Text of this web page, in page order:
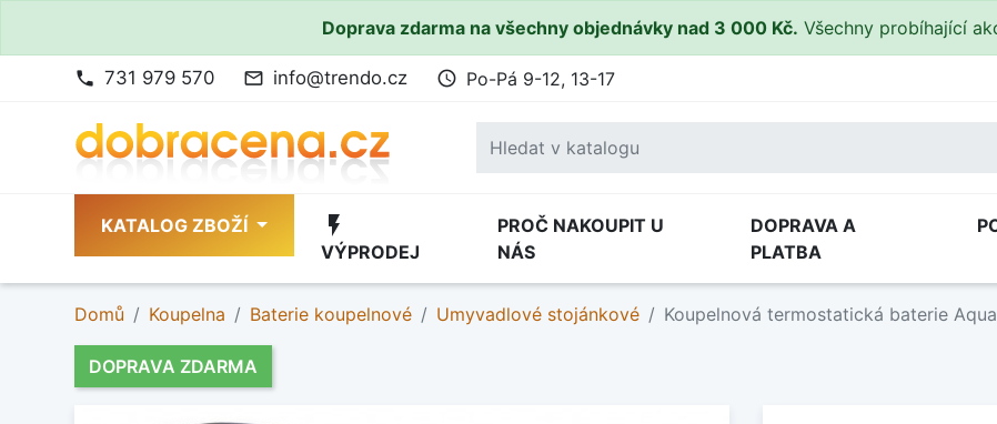
Doprava zdarma na všechny objednávky nad 3 000 Kč. Všechny probíhající
phone 731 979 570 mail_outline info@trendo.cz access_time Po-Pá 9-12, 13-17
KATALOG ZBOŽÍ flash_on
VÝPRODEJ
PROČ NAKOUPIT U
NÁS
DOPRAVA A
PLATBA
Domů Koupelna Baterie koupelnové Umyvadlové stojánkové Koupelnová termostatická baterie
DOPRAVA ZDARMA